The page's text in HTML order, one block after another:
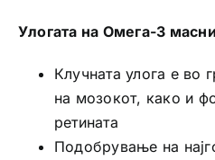
Улогата на Омега-3
Клучната улога е во
на мозокот, како и
ретината
Подобрување на